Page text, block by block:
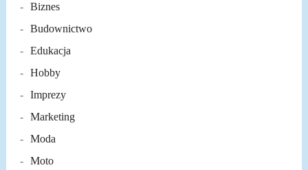
Biznes
Budownictwo
Edukacja
Hobby
Imprezy
Marketing
Moda
Moto